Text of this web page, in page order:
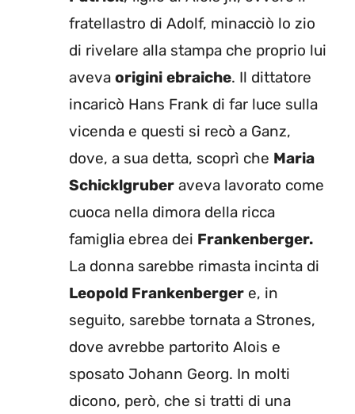
fratellastro di Adolf, minacciò lo zio
di rivelare alla stampa che proprio lui
aveva origini ebraiche. Il dittatore
incaricò Hans Frank di far luce sulla
vicenda e questi si recò a Ganz,
dove, a sua detta, scoprì che Maria
Schicklgruber aveva lavorato come
cuoca nella dimora della ricca
famiglia ebrea dei Frankenberger.
La donna sarebbe rimasta incinta di
Leopold Frankenberger e, in
seguito, sarebbe tornata a Strones,
dove avrebbe partorito Alois e
sposato Johann Georg. In molti
dicono, però, che si tratti di una